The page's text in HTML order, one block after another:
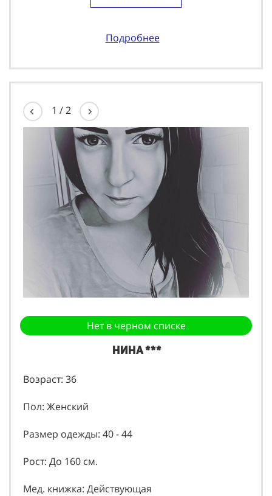
Подробнее
1 /2
Нет в черном списке
Нина ***
Возраст: 36
Пол: Женский
Размер одежды: 40 - 44
Рост: До 160 см.
Мед. книжка: Действующая